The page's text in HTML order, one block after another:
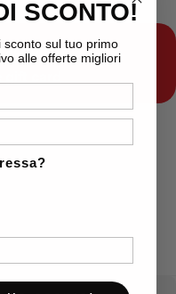
acquisti?
SCONTO!
sconto sul tuo primo
alle offerte migliori